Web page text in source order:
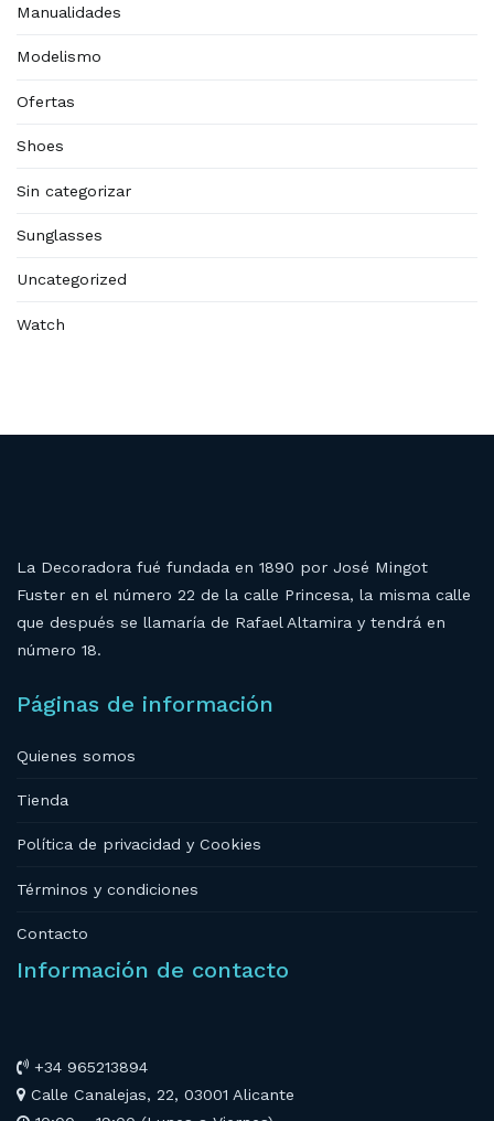
Manualidades
Modelismo
Ofertas
Shoes
Sin categorizar
Sunglasses
Uncategorized
Watch
La Decoradora fué fundada en 1890 por José Mingot
Fuster en el número 22 de la calle Princesa, la misma calle
que después se llamaría de Rafael Altamira y tendrá en
número 18.
Páginas de información
Quienes somos
Tienda
Política de privacidad y Cookies
Términos y condiciones
Contacto
Información de contacto
+34 965213894
Calle Canalejas, 22, 03001 Alicante